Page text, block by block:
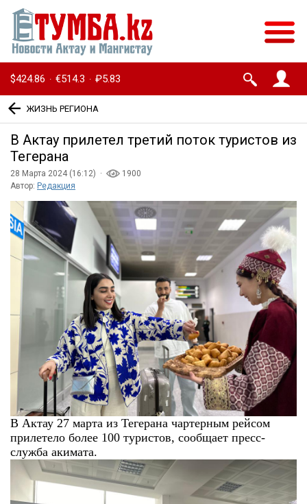
$424.86 · €514.3 · ₽5.83
ЖИЗНЬ РЕГИОНА
В Актау прилетел третий поток туристов из
Тегерана
28 Марта 2024 (16:12) ·
1900
Автор: Редакция
В Актау 27 марта из Тегерана чартерным рейсом
прилетело более 100 туристов, сообщает пресс-
служба акимата.